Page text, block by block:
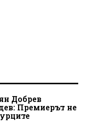
Добрев
Премиерът не